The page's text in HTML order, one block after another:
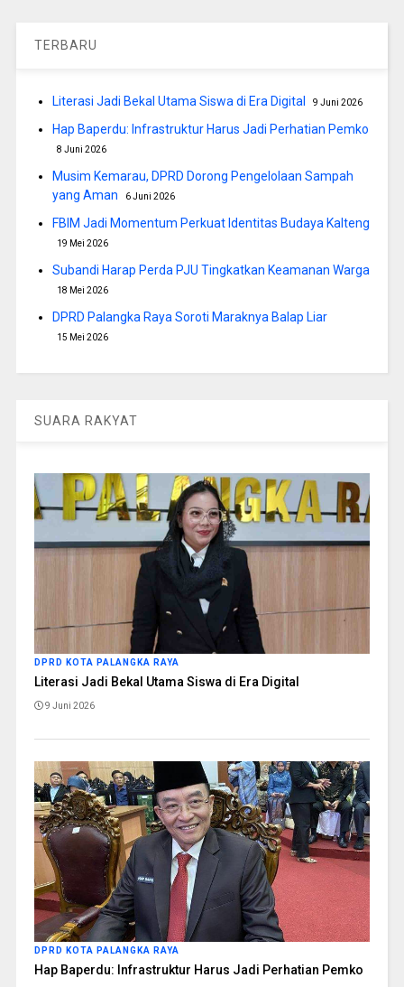
TERBARU
Literasi Jadi Bekal Utama Siswa di Era Digital 9 Juni 2026
Hap Baperdu: Infrastruktur Harus Jadi Perhatian Pemko
8 Juni 2026
Musim Kemarau, DPRD Dorong Pengelolaan Sampah
yang Aman
6 Juni 2026
FBIM Jadi Momentum Perkuat Identitas Budaya Kalteng
19 Mei 2026
Subandi Harap Perda PJU Tingkatkan Keamanan Warga
18 Mei 2026
DPRD Palangka Raya Soroti Maraknya Balap Liar
15 Mei 2026
SUARA RAKYAT
DPRD KOTA PALANGKA RAYA
Literasi Jadi Bekal Utama Siswa di Era Digital
9 Juni 2026
DPRD KOTA PALANGKA RAYA
Hap Baperdu: Infrastruktur Harus Jadi Perhatian Pemko